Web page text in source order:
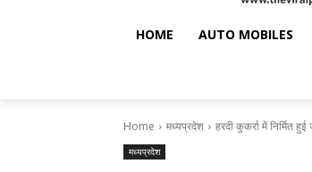
HOME AUTO MOBILES
Home मध्यप्रदेश हरदी कुकर्रा में निर्मित
मध्यप्रदेश